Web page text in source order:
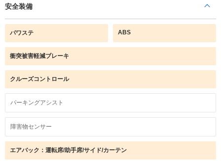
安全装備
パワステ ABS
衝突被害軽減ブレーキ
クルーズコントロール
パーキングアシスト
障害物センサー
エアバック：運転席/助手席/サイド/カーテン